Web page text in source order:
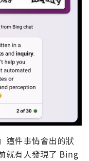
這件事情會出的狀
就有人發現了 Bing